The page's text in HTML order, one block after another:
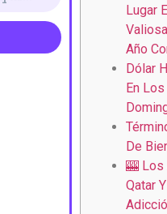
Lugar
Año
Dólar
En
De
🎰 Los
Qatar